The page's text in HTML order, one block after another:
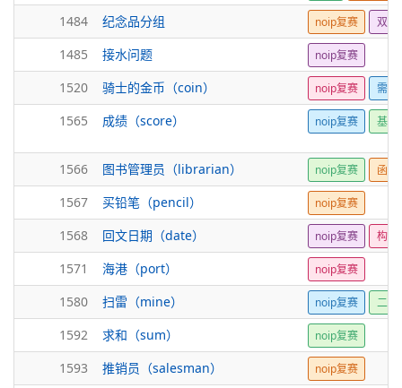
1484 纪念品分组 noip复赛 双指
1485 接水问题 noip复赛
1520 骑士的金币（coin） noip复赛 需要
1565 成绩（score） noip复赛 基础
1566 图书管理员（librarian） noip复赛 函数
1567 买铅笔（pencil） noip复赛
1568 回文日期（date） noip复赛 构造
1571 海港（port） noip复赛
1580 扫雷（mine） noip复赛 二维
1592 求和（sum） noip复赛
1593 推销员（salesman） noip复赛